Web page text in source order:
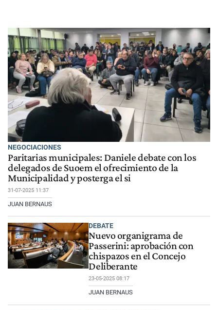
NEGOCIACIONES
Paritarias municipales: Daniele debate con los
delegados de Suoem el ofrecimiento de la
Municipalidad y posterga el si
31-07-2025 11:37
JUAN BERNAUS
DEBATE
Nuevo organigrama de
Passerini: aprobación con
chispazos en el Concejo
Deliberante
23-05-2025 08:17
JUAN BERNAUS